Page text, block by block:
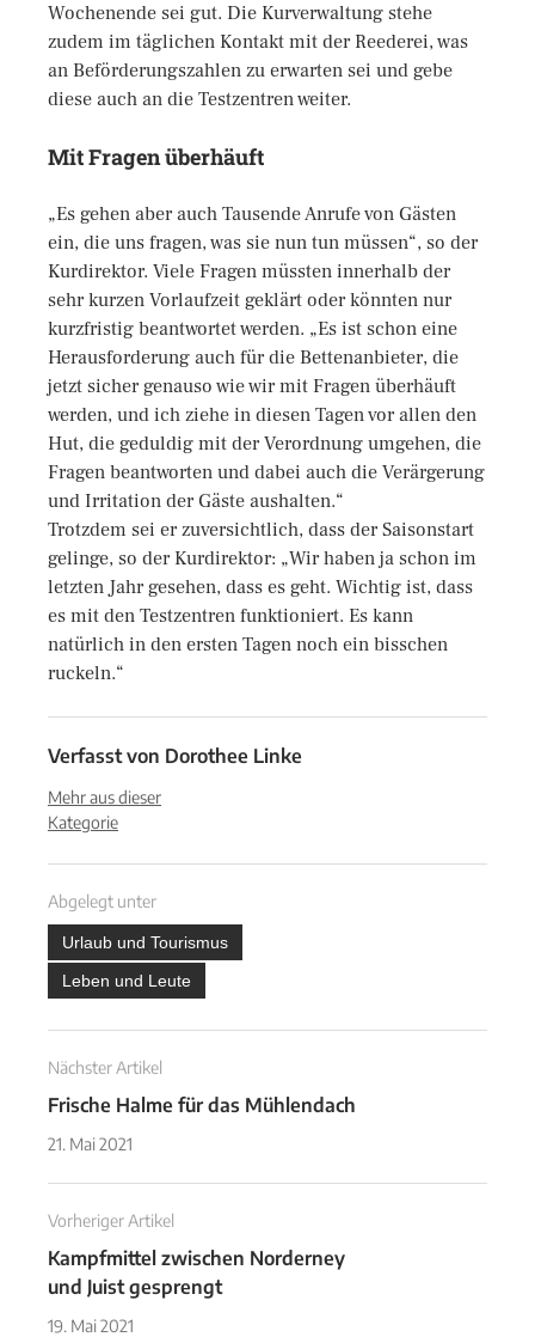
Wochenende sei gut. Die Kurverwaltung stehe
zudem im täglichen Kontakt mit der Reederei, was
an Beförderungszahlen zu erwarten sei und gebe
diese auch an die Testzentren weiter.
Mit Fragen überhäuft
„Es gehen aber auch Tausende Anrufe von Gästen
ein, die uns fragen, was sie nun tun müssen“, so der
Kurdirektor. Viele Fragen müssten innerhalb der
sehr kurzen Vorlaufzeit geklärt oder könnten nur
kurzfristig beantwortet werden. „Es ist schon eine
Herausforderung auch für die Bettenanbieter, die
jetzt sicher genauso wie wir mit Fragen überhäuft
werden, und ich ziehe in diesen Tagen vor allen den
Hut, die geduldig mit der Verordnung umgehen, die
Fragen beantworten und dabei auch die Verärgerung
und Irritation der Gäste aushalten.“
Trotzdem sei er zuversichtlich, dass der Saisonstart
gelinge, so der Kurdirektor: „Wir haben ja schon im
letzten Jahr gesehen, dass es geht. Wichtig ist, dass
es mit den Testzentren funktioniert. Es kann
natürlich in den ersten Tagen noch ein bisschen
ruckeln.“
Verfasst von Dorothee Linke
Mehr aus dieser
Kategorie
Abgelegt unter
Urlaub und Tourismus
Leben und Leute
Nächster Artikel
Frische Halme für das Mühlendach
21. Mai 2021
Vorheriger Artikel
Kampfmittel zwischen Norderney
und Juist gesprengt
19. Mai 2021